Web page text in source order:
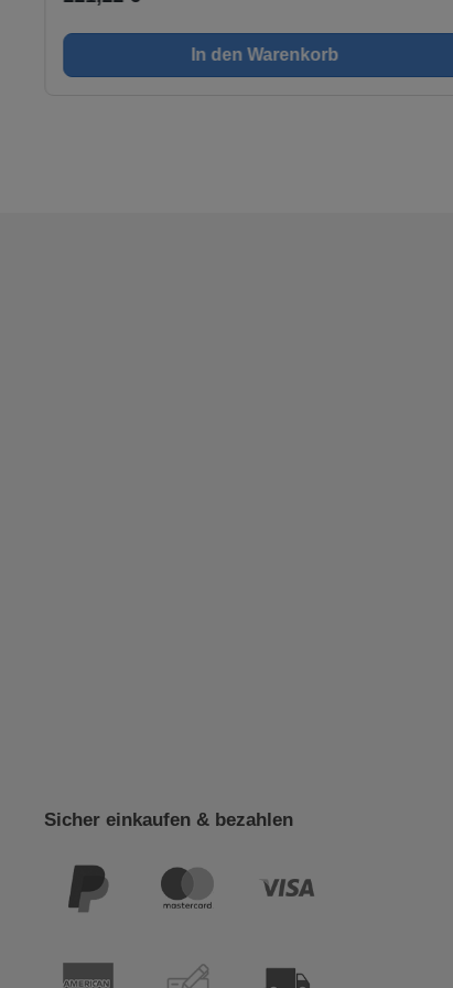
durchgeführt werden.Problematische Reparaturen an
Ecken und Kanten lassen sich mit dem Astfüller DCD 180
leicht und schnell durchführen. Astlöcher können verfüllt
In den Warenkorb
Sicher einkaufen & bezahlen